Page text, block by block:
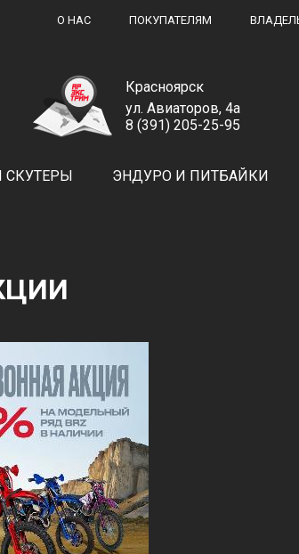
Красноярск
ул. Авиаторов, 4а
8 (391) 205-25-95
О НАС ПОКУПАТЕЛЯМ
ЭНДУРО И ПИТБАЙКИ
ЗВОНКА